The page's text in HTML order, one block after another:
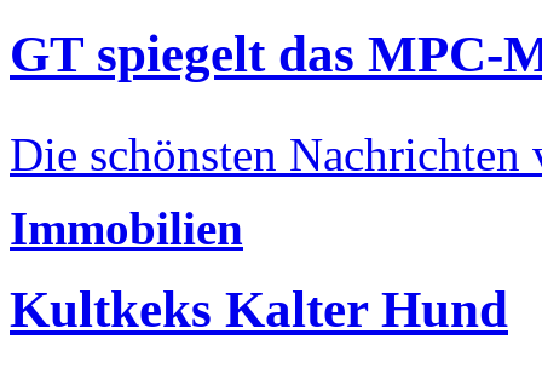
GT spiegelt das MPC-
Die schönsten Nachrichten
Immobilien
Kultkeks Kalter Hund